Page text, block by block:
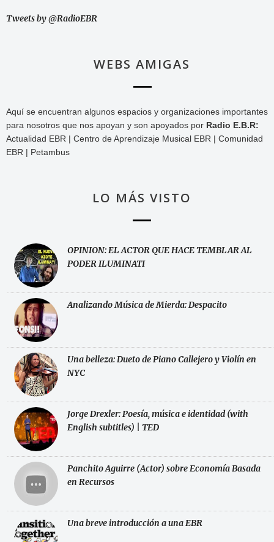
Tweets by @RadioEBR
WEBS AMIGAS
Aquí se encuentran algunos espacios y organizaciones importantes
para nosotros que nos apoyan y son apoyados por Radio E.B.R:
Actualidad EBR | Centro de Aprendizaje Musical EBR | Comunidad
EBR | Petambus
LO MÁS VISTO
OPINION: EL ACTOR QUE HACE TEMBLAR AL
PODER ILUMINATI
Analizando Música de Mierda: Despacito
Una belleza: Dueto de Piano Callejero y Violín en
NYC
Jorge Drexler: Poesía, música e identidad (with
English subtitles) | TED
Panchito Aguirre (Actor) sobre Economía Basada
en Recursos
Una breve introducción a una EBR